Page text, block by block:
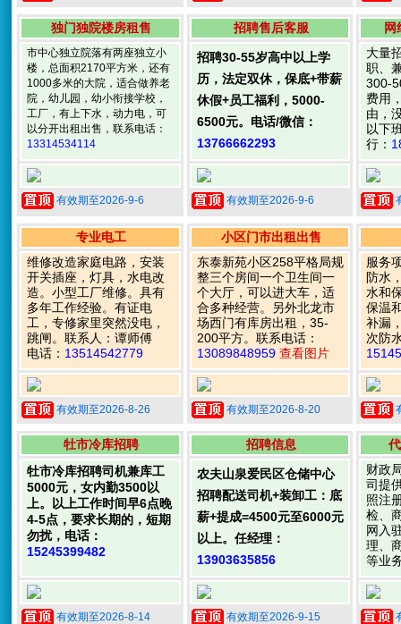
独门独院楼房租售
市中心独立院落有两座独立小
楼，总面积2170平方米，还有
1000多米的大院，适合做养老
院，幼儿园，幼小衔接学校，
工厂，有上下水，动力电，可
以分开出租出售，联系电话：
13314534114
有效期至2026-9-6
招聘售后客服
招聘30-55岁高中以上学
历，法定双休，保底+带薪
休假+员工福利，5000-
6500元。电话/微信：
13766662293
有效期至2026-9-6
网
大量
职、
300-
费用
由，
以下
行：
专业电工
维修改造家庭电路，安装
开关插座，灯具，水电改
造。小型工厂维修。具有
多年工作经验。有证电
工，专修家里突然没电，
跳闸。联系人：谭师傅
电话： 13514542779
有效期至2026-8-26
小区门市出租出售
东泰新苑小区258平格局规
整三个房间一个卫生间一
个大厅，可以进大车，适
合多种经营。另外北龙市
场西门有库房出租，35-
200平方。联系电话：
13089848959 查看图片
有效期至2026-8-20
服务
防水
水和
保温
补漏
次防
牡市冷库招聘
牡市冷库招聘司机兼库工
5000元，女内勤3500以
上。以上工作时间早6点晚
4-5点，要求长期的，短期
勿扰，电话：
15245399482
有效期至2026-8-14
招聘信息
农夫山泉爱民区仓储中心
招聘配送司机+装卸工：底
薪+提成=4500元至6000元
以上。任经理：
13903635856
有效期至2026-9-15
财政
司提
照注
检、
网入
理、
等业